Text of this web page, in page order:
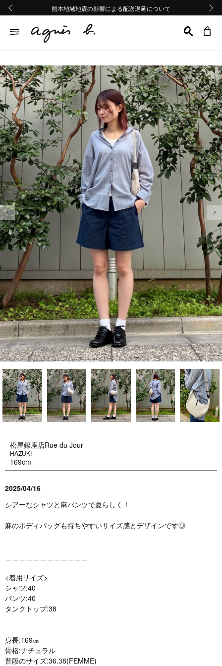
熊本地域地震の影響による配送遅延について
Summer Sale 2buy10%OFF!!
熊本地域地震の影響による配送遅延について
Summer Sale 2buy10%OFF!!
前の画像
松屋銀座店Rue du Jour
HAZUKI
169cm
2025/04/16
シアーなシャツと麻パンツで夏らしく！
麻のボディバッグも持ちやすいサイズ感とデザインです◎
<着用サイズ>
シャツ:40
パンツ:40
タンクトップ:38
身長:169㎝
骨格:ナチュラル
普段のサイズ:36.38(FEMME)